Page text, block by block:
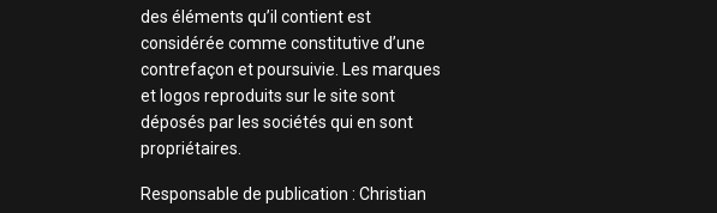
des éléments qu’il contient est
considérée comme constitutive d’une
contrefaçon et poursuivie. Les marques
et logos reproduits sur le site sont
déposés par les sociétés qui en sont
propriétaires.
Responsable de publication : Christian